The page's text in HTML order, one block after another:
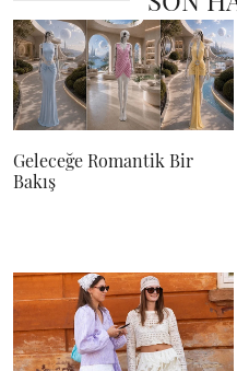
Geleceğe Romantik Bir
Bakış